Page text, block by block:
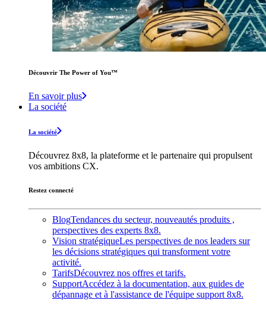
Découvrir The Power of You™️
En savoir plus
La société
La société
Découvrez 8x8, la plateforme et le partenaire qui propulsent
vos ambitions CX.
Restez connecté
BlogTendances du secteur, nouveautés produits ,
perspectives des experts 8x8.
Vision stratégiqueLes perspectives de nos leaders sur
les décisions stratégiques qui transforment votre
activité.
TarifsDécouvrez nos offres et tarifs.
SupportAccédez à la documentation, aux guides de
dépannage et à l'assistance de l'équipe support 8x8.